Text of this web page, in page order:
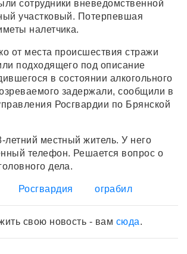
сотрудники вневедомственной
участковый. Потерпевшая
налетчика.
от места происшествия стражи
подходящего под описание
в состоянии алкогольного
задержали, сообщили в
Росгвардии по Брянской
летний местный житель. У него
телефон. Решается вопрос о
дела.
Росгвардия ограбил
свою новость - вам сюда.